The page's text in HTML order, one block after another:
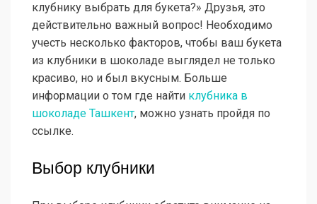
клубнику выбрать для букета?» Друзья, это
действительно важный вопрос! Необходимо
учесть несколько факторов, чтобы ваш букета
из клубники в шоколаде выглядел не только
красиво, но и был вкусным. Больше
информации о том где найти клубника в
шоколаде Ташкент, можно узнать пройдя по
ссылке.
Выбор клубники